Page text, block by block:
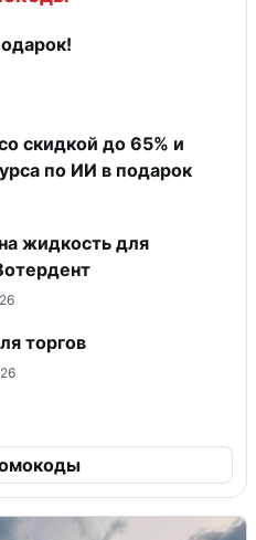
скидкой до 65% и
по ИИ в подарок
жидкость для
торгов